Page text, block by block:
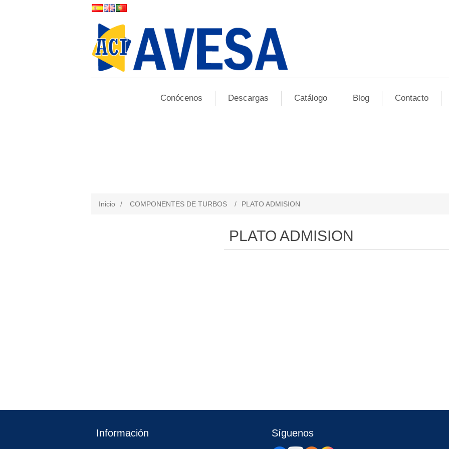
Conócenos Descargas Catálogo Blog Contacto
Inicio / COMPONENTES DE TURBOS / PLATO ADMISION
PLATO ADMISION
Información Síguenos